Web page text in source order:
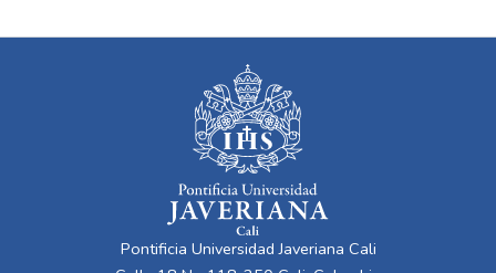
Pontificia Universidad Javeriana Cali